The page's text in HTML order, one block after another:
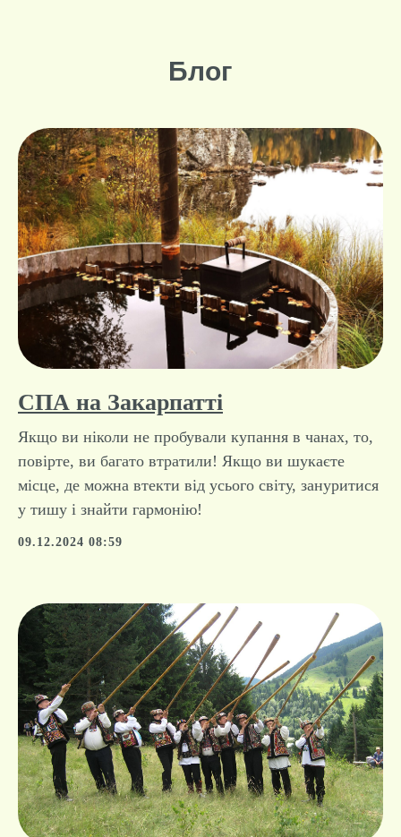
Блог
СПА на Закарпатті
Якщо ви ніколи не пробували купання в чанах, то,
повірте, ви багато втратили! Якщо ви шукаєте
місце, де можна втекти від усього світу, зануритися
у тишу і знайти гармонію!
09.12.2024 08:59